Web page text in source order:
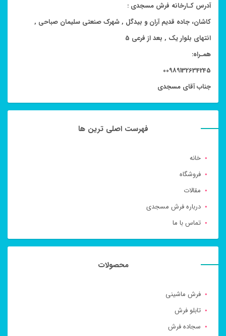
آدرس کـارخانه فرش مسجدی :
کاشان، جاده قدیم آران و بیدگل , شهرک صنعتی سلیمان صباحی ,
انتهای بلوار یک , بعد از فرعی 5
همـراه:
00989132634245
جناب آقای مسجدی
فهرست اصلی ترین ها
خانه
فروشگاه
مقالات
درباره فرش مسجدی
تماس با ما
محصولات
فرش ماشینی
تابلو فرش
سجاده فرش